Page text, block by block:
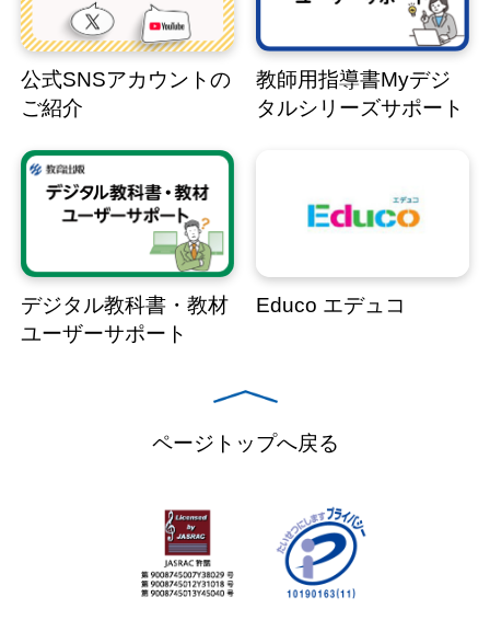
公式SNSアカウントの
ご紹介
教師用指導書Myデジ
タルシリーズサポート
デジタル教科書・教材
ユーザーサポート
Educo エデュコ
ページトップへ戻る